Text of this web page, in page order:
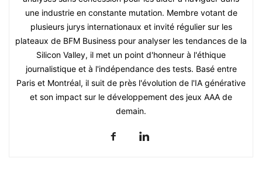
une industrie en constante mutation. Membre votant de
plusieurs jurys internationaux et invité régulier sur les
plateaux de BFM Business pour analyser les tendances de la
Silicon Valley, il met un point d'honneur à l'éthique
journalistique et à l'indépendance des tests. Basé entre
Paris et Montréal, il suit de près l'évolution de l'IA générative
et son impact sur le développement des jeux AAA de
demain.